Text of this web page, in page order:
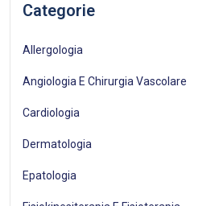
Categorie
Allergologia
Angiologia E Chirurgia Vascolare
Cardiologia
Dermatologia
Epatologia